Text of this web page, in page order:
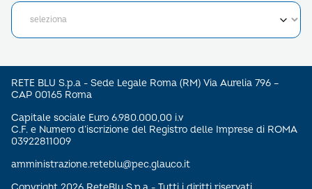
RETE BLU S.p.a - Sede Legale Roma (RM) Via Aurelia 796 –
CAP 00165 Roma
Capitale sociale Euro 6.980.000,00 i.v
C.F. e Numero d’iscrizione del Registro delle Imprese di ROMA
03922811009
amministrazione.reteblu@pec.glauco.it